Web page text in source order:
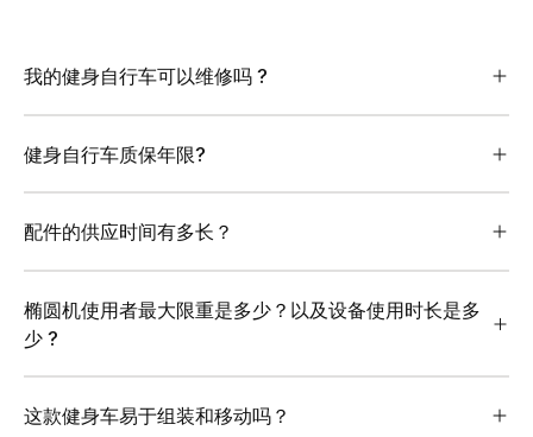
我的健身自行车可以维修吗 ?
健身自行车质保年限?
配件的供应时间有多长？
椭圆机使用者最大限重是多少？以及设备使用时长是多
少 ?
这款健身车易于组装和移动吗？